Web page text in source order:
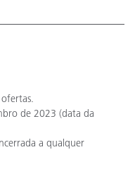
de 2023 (data da
a qualquer